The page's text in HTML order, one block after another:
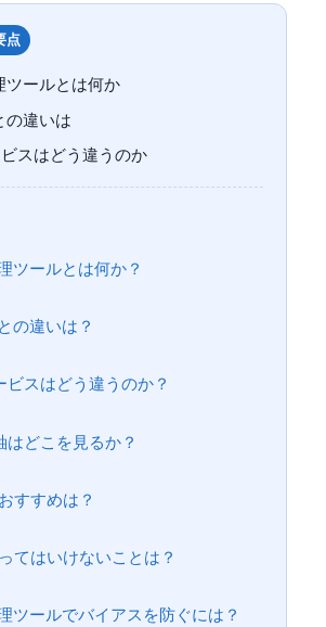
点
ツールとは何か
の違いは
スはどう違うのか
ツールとは何か？
の違いは？
ビスはどう違うのか？
はどこを見るか？
すすめは？
てはいけないことは？
ツールでバイアスを防ぐには？